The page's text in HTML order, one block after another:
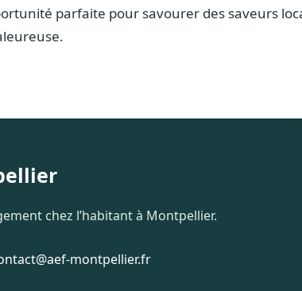
parfaite pour savourer des saveurs
chez l’habitant à Montpellier.
montpellier.fr